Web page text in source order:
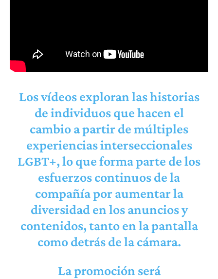
Los vídeos exploran las historias
de individuos que hacen el
cambio a partir de múltiples
experiencias interseccionales
LGBT+, lo que forma parte de los
esfuerzos continuos de la
compañía por aumentar la
diversidad en los anuncios y
contenidos, tanto en la pantalla
como detrás de la cámara.
La promoción será